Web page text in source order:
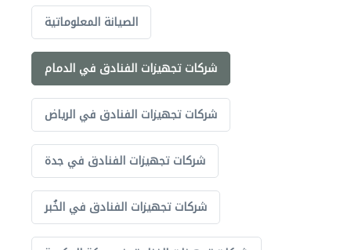
الصيانة المعلوماتية
شركات تجهيزات الفنادق في الدمام
شركات تجهيزات الفنادق في الرياض
شركات تجهيزات الفنادق في جدة
شركات تجهيزات الفنادق في الخُبر